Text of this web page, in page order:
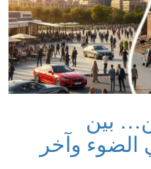
بين
وآخر